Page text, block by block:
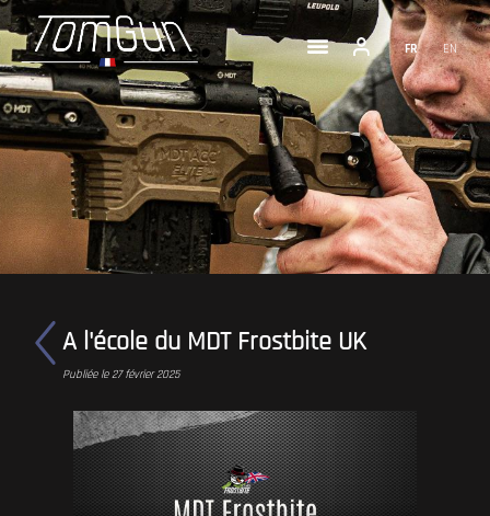
FR EN
A l'école du MDT Frostbite UK
Publiée le 27 février 2025